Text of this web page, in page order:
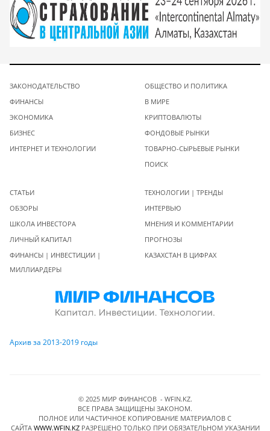
ЗАКОНОДАТЕЛЬСТВО
ФИНАНСЫ
ЭКОНОМИКА
БИЗНЕС
ИНТЕРНЕТ И ТЕХНОЛОГИИ
ОБЩЕСТВО И ПОЛИТИКА
В МИРЕ
КРИПТОВАЛЮТЫ
ФОНДОВЫЕ РЫНКИ
ТОВАРНО-СЫРЬЕВЫЕ РЫНКИ
ПОИСК
СТАТЬИ
ОБЗОРЫ
ШКОЛА ИНВЕСТОРА
ЛИЧНЫЙ КАПИТАЛ
ФИНАНСЫ | ИНВЕСТИЦИИ |
МИЛЛИАРДЕРЫ
ТЕХНОЛОГИИ | ТРЕНДЫ
ИНТЕРВЬЮ
МНЕНИЯ И КОММЕНТАРИИ
ПРОГНОЗЫ
КАЗАХСТАН В ЦИФРАХ
Архив за 2013-2019 годы
© 2025 МИР ФИНАНСОВ - WFIN.KZ.
ВСЕ ПРАВА ЗАЩИЩЕНЫ ЗАКОНОМ.
ПОЛНОЕ ИЛИ ЧАСТИЧНОЕ КОПИРОВАНИЕ МАТЕРИАЛОВ C
САЙТА WWW.WFIN.KZРАЗРЕШЕНО ТОЛЬКО ПРИ ОБЯЗАТЕЛЬНОМ УКАЗАНИИ